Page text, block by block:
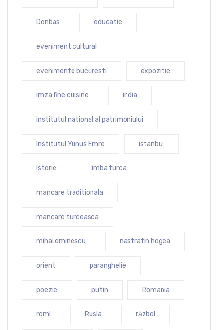
Donbas educatie
eveniment cultural
evenimente bucuresti expozitie
imza fine cuisine india
institutul national al patrimoniului
Institutul Yunus Emre istanbul
istorie limba turca
mancare traditionala
mancare turceasca
mihai eminescu nastratin hogea
orient paranghelie
poezie putin Romania
romi Rusia război